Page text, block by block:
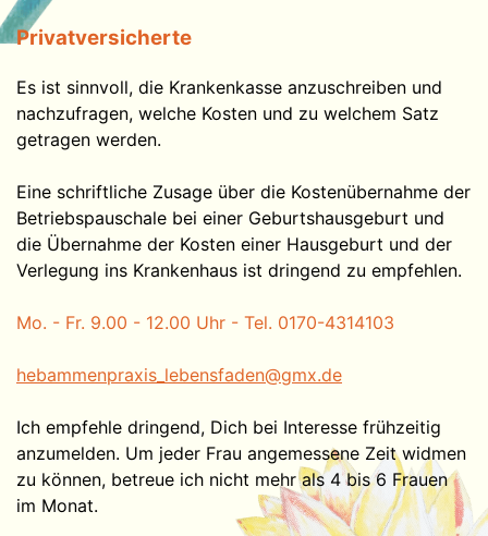
Privatversicherte
Es ist sinnvoll, die Krankenkasse anzuschreiben und
nachzufragen, welche Kosten und zu welchem Satz
getragen werden.
Eine schriftliche Zusage über die Kostenübernahme der
Betriebspauschale bei einer Geburtshausgeburt und
die Übernahme der Kosten einer Hausgeburt und der
Verlegung ins Krankenhaus ist dringend zu empfehlen.
Mo. - Fr. 9.00 - 12.00 Uhr - Tel. 0170-4314103
hebammenpraxis_lebensfaden@gmx.de
Ich empfehle dringend, Dich bei Interesse frühzeitig
anzumelden. Um jeder Frau angemessene Zeit widmen
zu können, betreue ich nicht mehr als 4 bis 6 Frauen
im Monat.